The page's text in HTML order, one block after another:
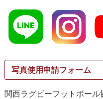
写真使用申請フォーム
関西ラグビーフットボー